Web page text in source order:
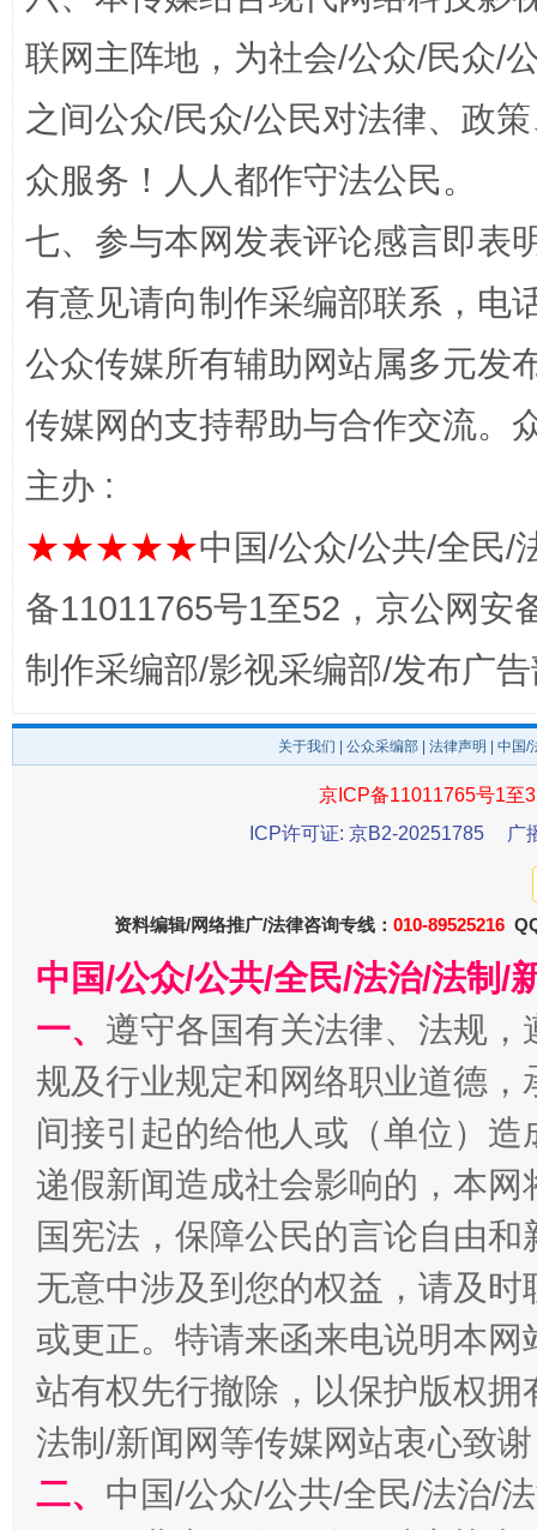
一颗心始终滚烫
法徽映军营 权益有保障
一批国家标准开始实施 从
以产业富民促振兴 酒
联网主阵地，为社会/公众/民众/
之间公众/民众/公民对法律、政
众服务！人人都作守法公民。
七、参与本网发表评论感言即表
有意见请向制作采编部联系，电
公众传媒所有辅助网站属多元发
传媒网的支持帮助与合作交流。
主办 :
★★★★★中国/公众/公共/全民/
备11011765号1至52，京公网安
制作采编部/影视采编部/发布广
关于我们 公众采编部 法律声明 | 中国
京ICP备11011765号1至
ICP许可证: 京B2-20251785
广
资料编辑/网络推广/法律咨询专线： 010-89525216
中国/公众/公共/全民/法治/法制/
一、 遵守各国有关法律、法规
规及行业规定和网络职业道德
间接引起的给他人或（单位）
递假新闻造成社会影响的，本
国宪法，保障公民的言论自由
无意中涉及到您的权益，请及
或更正。特请来函来电说明本
站有权先行撤除，以保护版权
法制/新闻网等传媒网站衷心致
二、 中国/公众/公共/全民/法治/